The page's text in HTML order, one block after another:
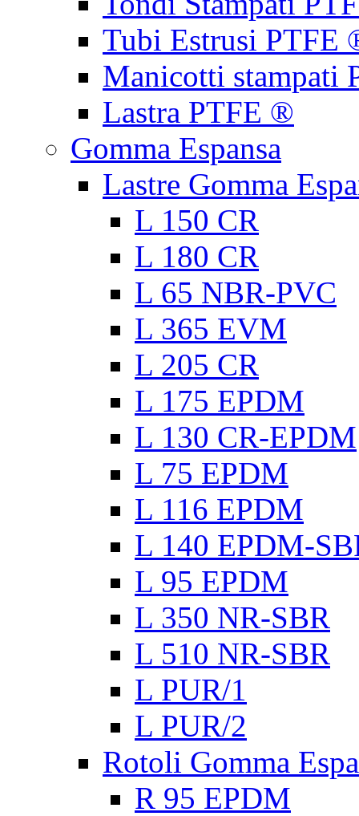
Tubi Estrusi PTFE
Manicotti stampati
Lastra PTFE ®
Gomma Espansa
Lastre Gomma
L 150 CR
L 180 CR
L 65 NBR-PVC
L 365 EVM
L 205 CR
L 175 EPDM
L 130 CR-EPDM
L 75 EPDM
L 116 EPDM
L 140 EPDM-
L 95 EPDM
L 350 NR-SBR
L 510 NR-SBR
L PUR/1
L PUR/2
Rotoli Gomma
R 95 EPDM